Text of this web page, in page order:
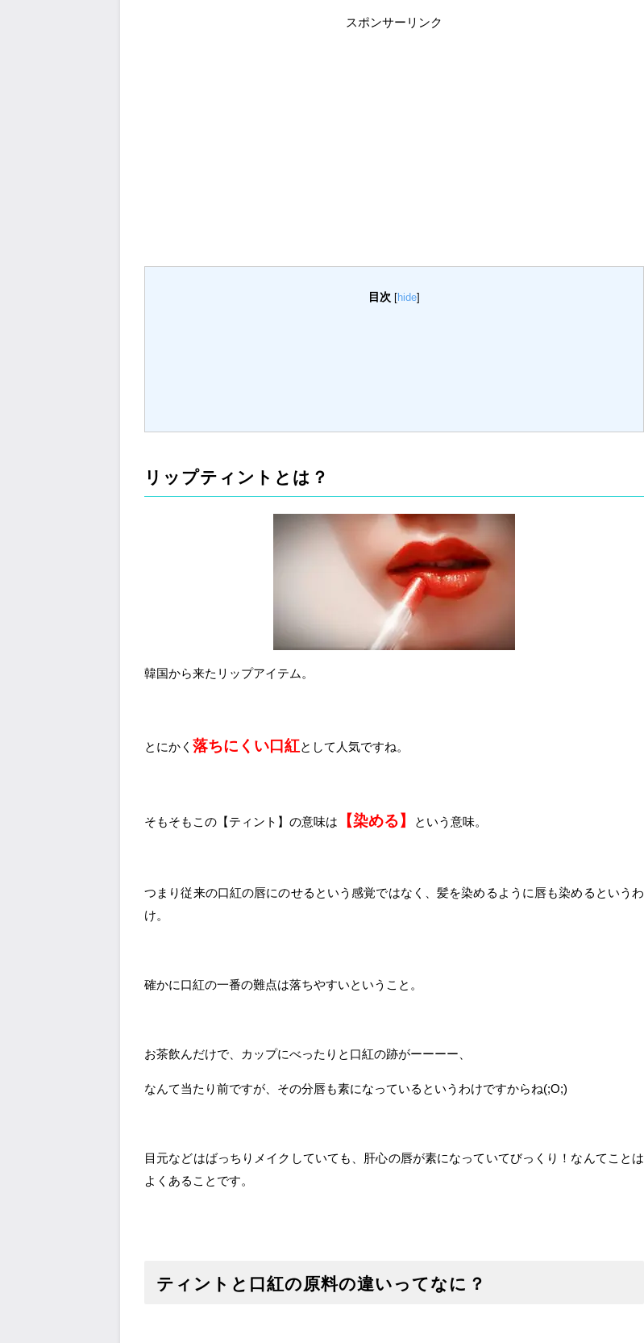
スポンサーリンク
目次 [hide]
リップティントとは？
韓国から来たリップアイテム。
とにかく 落ちにくい口紅として人気ですね。
そもそもこの【ティント】の意味は 【染める】 という意味。
つまり従来の口紅の唇にのせるという感覚ではなく、髪を染めるように唇も染めるというわ
け。
確かに口紅の一番の難点は落ちやすいということ。
お茶飲んだけで、カップにべったりと口紅の跡がーーーー、
なんて当たり前ですが、その分唇も素になっているというわけですからね(;O;)
目元などはばっちりメイクしていても、肝心の唇が素になっていてびっくり！なんてことは
よくあることです。
ティントと口紅の原料の違いってなに？